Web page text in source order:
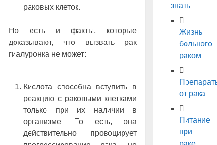
раковых клеток.
Но есть и факты, которые
доказывают, что вызвать рак
гиалуронка не может:
Кислота способна вступить в
реакцию с раковыми клетками
только при их наличии в
организме. То есть, она
действительно провоцирует
знать
Жизнь
больного
раком
от рака
Питание
при